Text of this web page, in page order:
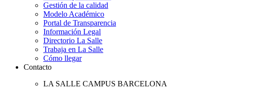
Gestión de la calidad
Modelo Académico
Portal de Transparencia
Información Legal
Directorio La Salle
Trabaja en La Salle
Cómo llegar
Contacto
LA SALLE CAMPUS BARCELONA